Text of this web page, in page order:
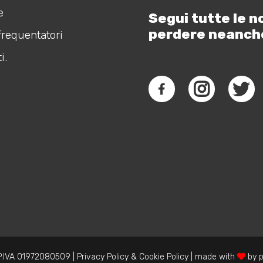
Segui tutte le
perdere
01972080509 | Privacy Policy & Cookie Policy | made with by